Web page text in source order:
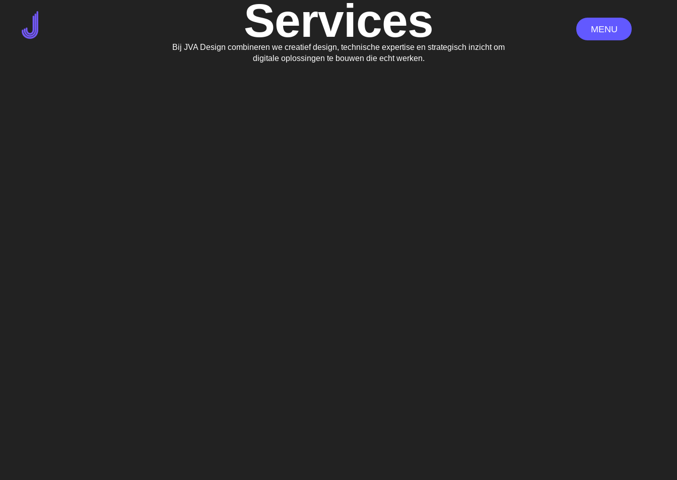
MENU
Services
Bij JVA Design combineren we creatief design, technische expertise en strategisch inzicht om
digitale oplossingen te bouwen die echt werken.